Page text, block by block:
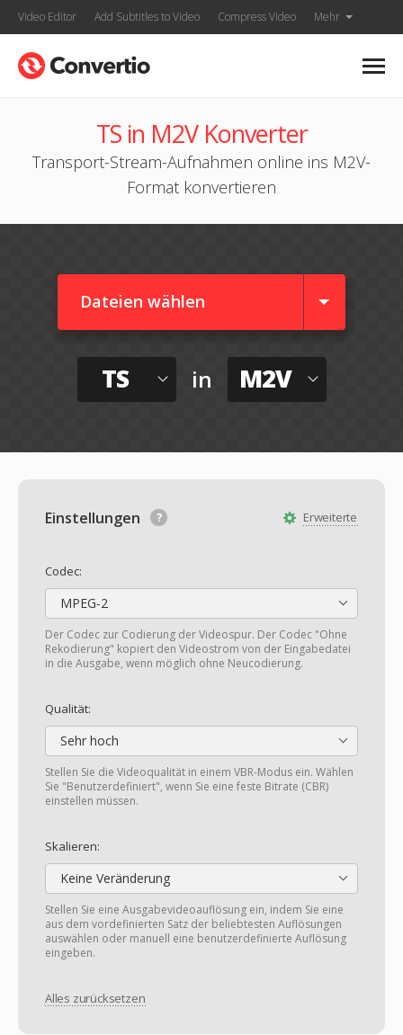
Video Editor Add Subtitles to Video Compress Video Mehr
TS in M2V Konverter
Transport-Stream-Aufnahmen online ins M2V-
Format konvertieren
Dateien wählen
TS in M2V
Erweiterte
Einstellungen
Codec:
MPEG-2
Der Codec zur Codierung der Videospur. Der Codec "Ohne
Rekodierung" kopiert den Videostrom von der Eingabedatei
in die Ausgabe, wenn möglich ohne Neucodierung.
Qualität:
Sehr hoch
Stellen Sie die Videoqualität in einem VBR-Modus ein. Wählen
Sie "Benutzerdefiniert", wenn Sie eine feste Bitrate (CBR)
einstellen müssen.
Skalieren:
Keine Veränderung
Stellen Sie eine Ausgabevideoauflösung ein, indem Sie eine
aus dem vordefinierten Satz der beliebtesten Auflösungen
auswählen oder manuell eine benutzerdefinierte Auflösung
eingeben.
Alles zurücksetzen